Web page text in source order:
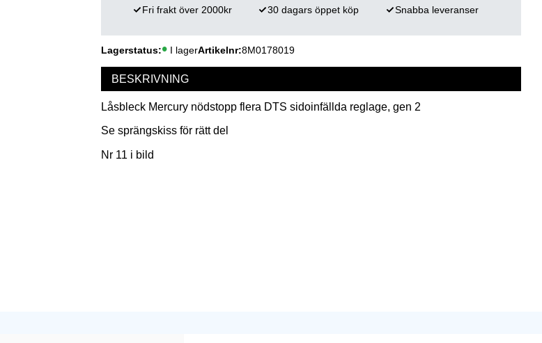
Lagerstatus I lagerArtikelnr 8M0178019
Fri frakt över 2000kr 30 dagars öppet köp Snabba leveranser
BESKRIVNING
Låsbleck Mercury nödstopp flera DTS sidoinfällda reglage, gen 2
Se sprängskiss för rätt del
Nr 11 i bild